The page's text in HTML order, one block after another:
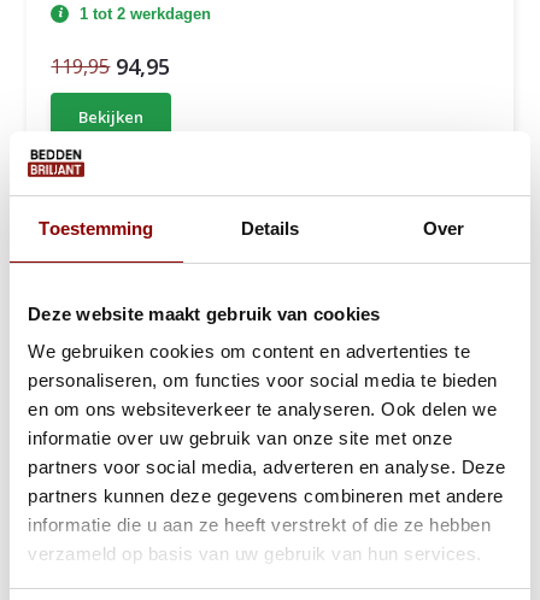
Toestemming Details Over
Deze website maakt gebruik van cookies
We gebruiken cookies om content en advertenties te
personaliseren, om functies voor social media te bieden
en om ons websiteverkeer te analyseren. Ook delen we
informatie over uw gebruik van onze site met onze
partners voor social media, adverteren en analyse. Deze
partners kunnen deze gegevens combineren met andere
informatie die u aan ze heeft verstrekt of die ze hebben
verzameld op basis van uw gebruik van hun services.
1 tot 2 werkdagen
119,95 94,95
Bekijken